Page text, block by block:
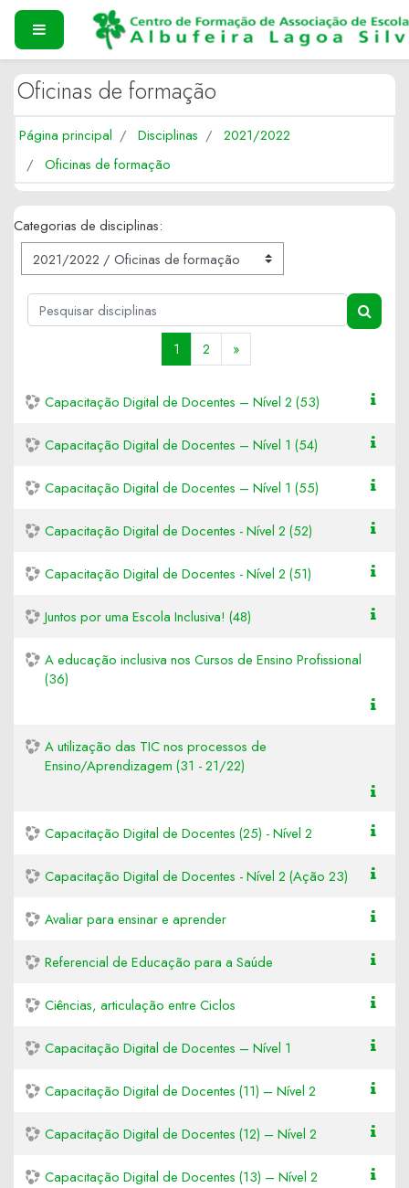
Ir para o conteúdo principal
PAINEL LATERAL
Oficinas de formação
Página principal Disciplinas
2021/2022
Oficinas de formação
Categorias de disciplinas:
Pesquisar disciplinas
1 (atual)
2 »Seguinte
Capacitação Digital de Docentes – Nível 2 (53)
Capacitação Digital de Docentes – Nível 1 (54)
Capacitação Digital de Docentes – Nível 1 (55)
Capacitação Digital de Docentes - Nível 2 (52)
Capacitação Digital de Docentes - Nível 2 (51)
Juntos por uma Escola Inclusiva! (48)
A educação inclusiva nos Cursos de Ensino Profissional
(36)
A utilização das TIC nos processos de
Ensino/Aprendizagem (31 - 21/22)
Capacitação Digital de Docentes (25) - Nível 2
Capacitação Digital de Docentes - Nível 2 (Ação 23)
Avaliar para ensinar e aprender
Referencial de Educação para a Saúde
Ciências, articulação entre Ciclos
Capacitação Digital de Docentes – Nível 1
Capacitação Digital de Docentes (11) – Nível 2
Capacitação Digital de Docentes (12) – Nível 2
Capacitação Digital de Docentes (13) – Nível 2